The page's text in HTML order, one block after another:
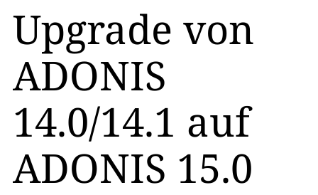
Upgrade von
ADONIS
14.0/14.1 auf
ADONIS 15.0